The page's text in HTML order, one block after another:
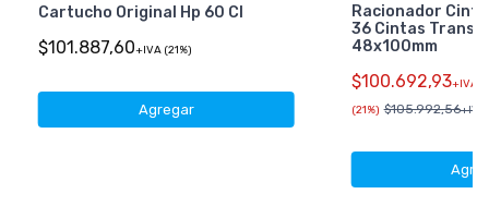
Cartucho Original Hp 60 Cl
$101.887,60+IVA (21%)
Agregar
Racionador
36 Cintas
48x100mm
$100.692,93+IVA
(21%) $105.992,56+IVA